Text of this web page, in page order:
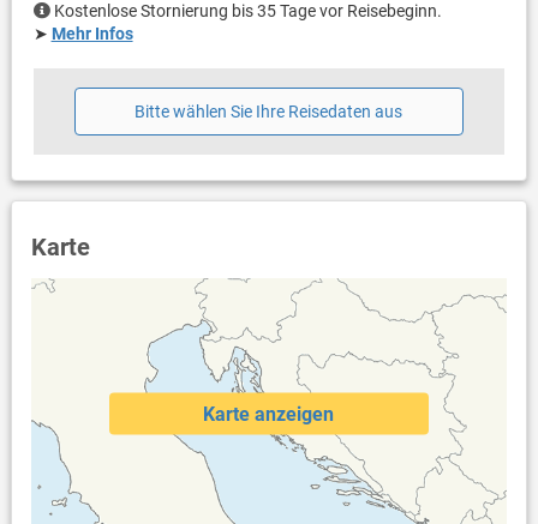
Kostenlose Stornierung bis 35 Tage vor Reisebeginn.
➤ Mehr Infos
Bitte wählen Sie Ihre Reisedaten aus
Karte
Karte anzeigen